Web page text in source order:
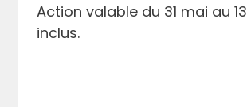
Action valable du 31 mai au
inclus.